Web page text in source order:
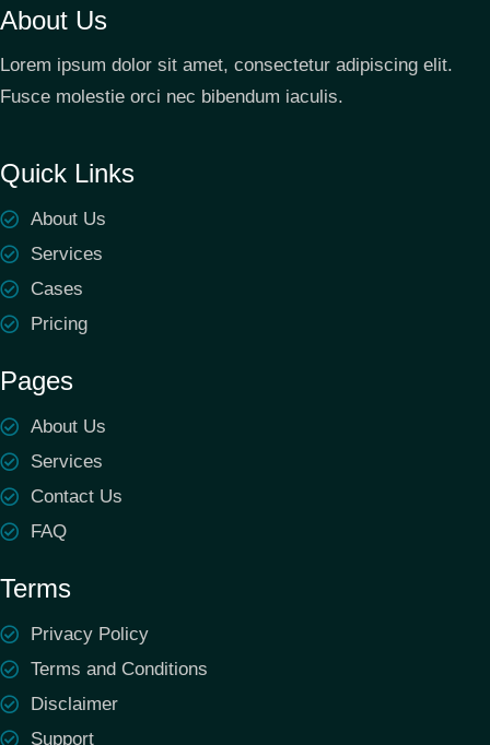
About Us
Lorem ipsum dolor sit amet, consectetur adipiscing elit.
Fusce molestie orci nec bibendum iaculis.
Quick Links
About Us
Services
Cases
Pricing
Pages
About Us
Services
Contact Us
FAQ
Terms
Privacy Policy
Terms and Conditions
Disclaimer
Support